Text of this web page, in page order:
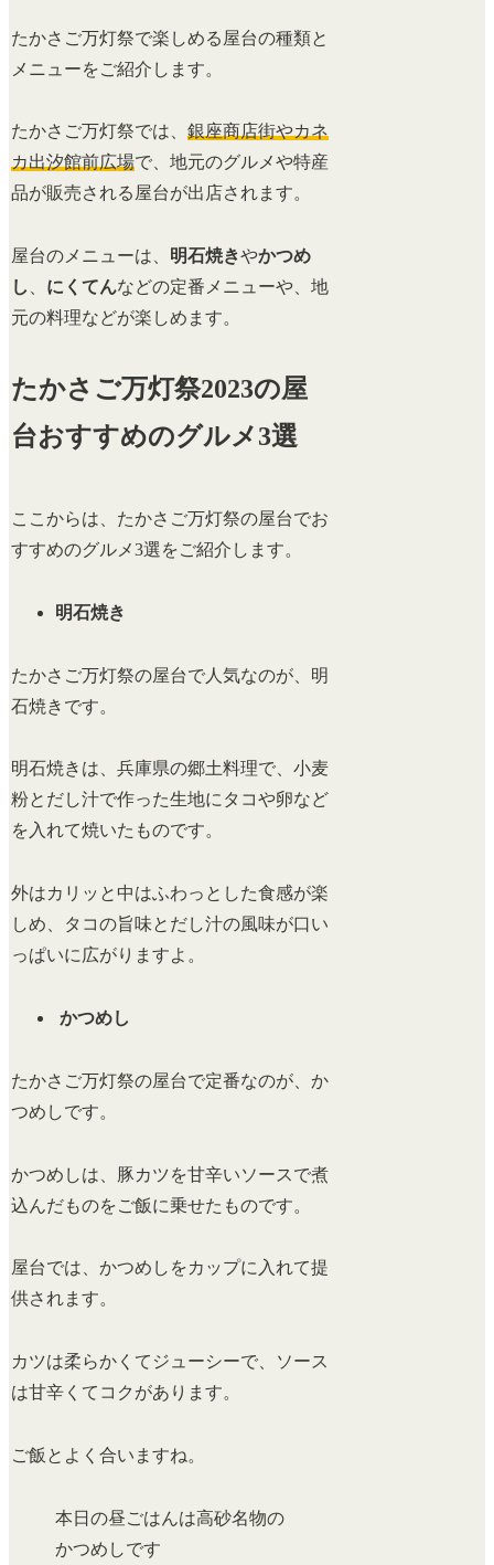
たかさご万灯祭で楽しめる屋台の種類と
メニューをご紹介します。
たかさご万灯祭では、銀座商店街やカネ
カ出汐館前広場で、地元のグルメや特産
品が販売される屋台が出店されます。
屋台のメニューは、 明石焼きやかつめ
し
にくてんなどの定番メニューや、地
元の料理などが楽しめます。
たかさご万灯祭2023の屋
台おすすめのグルメ3選
ここからは、たかさご万灯祭の屋台でお
すすめのグルメ3選をご紹介します。
明石焼き
たかさご万灯祭の屋台で人気なのが、明
石焼きです。
明石焼きは、兵庫県の郷土料理で、小麦
粉とだし汁で作った生地にタコや卵など
を入れて焼いたものです。
外はカリッと中はふわっとした食感が楽
しめ、タコの旨味とだし汁の風味が口い
っぱいに広がりますよ。
かつめし
たかさご万灯祭の屋台で定番なのが、か
つめしです。
かつめしは、豚カツを甘辛いソースで煮
込んだものをご飯に乗せたものです。
屋台では、かつめしをカップに入れて提
供されます。
カツは柔らかくてジューシーで、ソース
は甘辛くてコクがあります。
ご飯とよく合いますね。
本日の昼ごはんは高砂名物の
かつめしです